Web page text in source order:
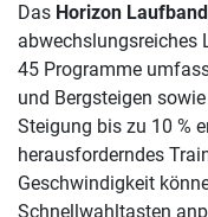
Das Horizon
abwechslungsreiches
45 Programme
und Bergsteigen
Steigung bis zu 10 %
herausforderndes
Geschwindigkeit
Schnellwahltasten